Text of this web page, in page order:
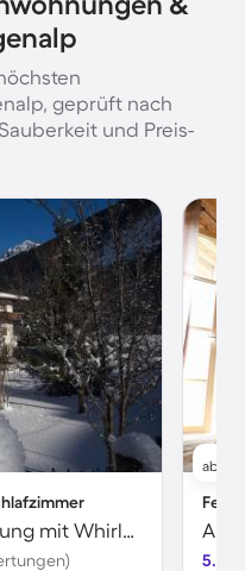
geprüft nach
und Preis-
Familienorientierte Wohnung mit Whirlpool, Terrasse und Grill | Bergblick | Haustiere sind willkommen
ab
5.0